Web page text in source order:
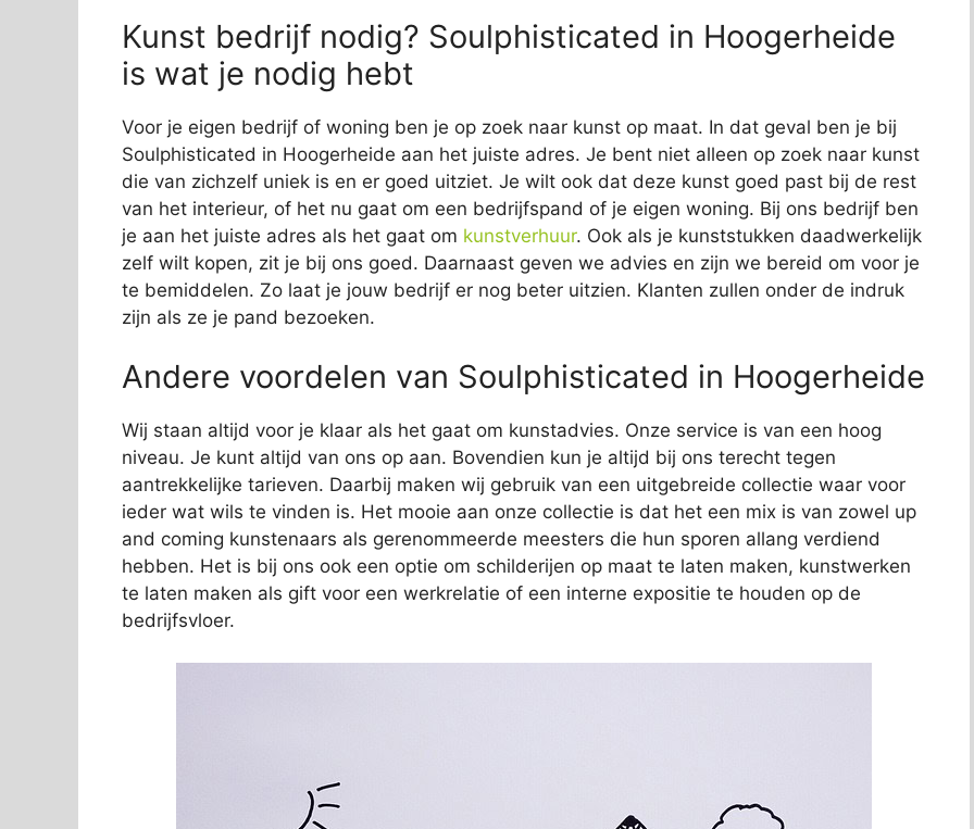
Kunst bedrijf nodig? Soulphisticated in Hoogerheide
is wat je nodig hebt
Voor je eigen bedrijf of woning ben je op zoek naar kunst op maat. In dat geval ben je bij
Soulphisticated in Hoogerheide aan het juiste adres. Je bent niet alleen op zoek naar kunst
die van zichzelf uniek is en er goed uitziet. Je wilt ook dat deze kunst goed past bij de rest
van het interieur, of het nu gaat om een bedrijfspand of je eigen woning. Bij ons bedrijf ben
je aan het juiste adres als het gaat om kunstverhuur. Ook als je kunststukken daadwerkelijk
zelf wilt kopen, zit je bij ons goed. Daarnaast geven we advies en zijn we bereid om voor je
te bemiddelen. Zo laat je jouw bedrijf er nog beter uitzien. Klanten zullen onder de indruk
zijn als ze je pand bezoeken.
Andere voordelen van Soulphisticated in Hoogerheide
Wij staan altijd voor je klaar als het gaat om kunstadvies. Onze service is van een hoog
niveau. Je kunt altijd van ons op aan. Bovendien kun je altijd bij ons terecht tegen
aantrekkelijke tarieven. Daarbij maken wij gebruik van een uitgebreide collectie waar voor
ieder wat wils te vinden is. Het mooie aan onze collectie is dat het een mix is van zowel up
and coming kunstenaars als gerenommeerde meesters die hun sporen allang verdiend
hebben. Het is bij ons ook een optie om schilderijen op maat te laten maken, kunstwerken
te laten maken als gift voor een werkrelatie of een interne expositie te houden op de
bedrijfsvloer.